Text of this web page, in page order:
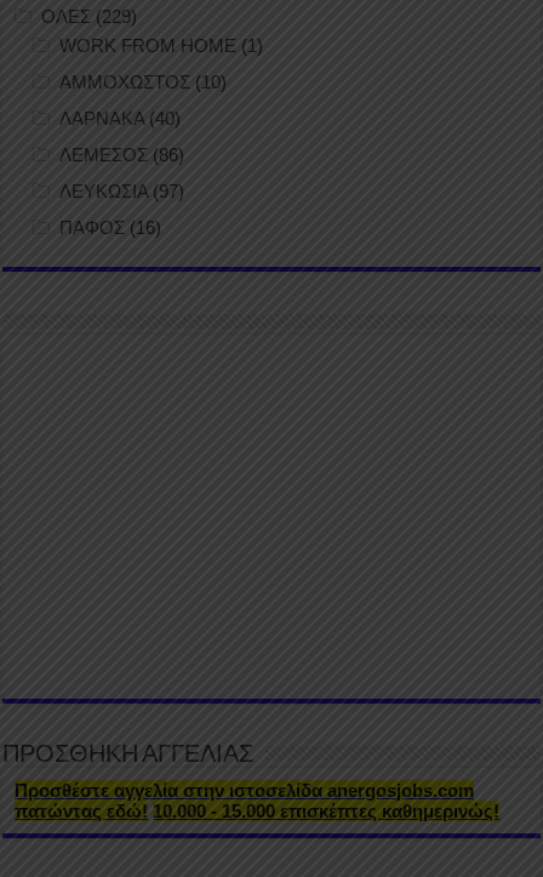
ΟΛΕΣ (229)
WORK FROM HOME (1)
ΑΜΜΟΧΩΣΤΟΣ (10)
ΛΑΡΝΑΚΑ (40)
ΛΕΜΕΣΟΣ (86)
ΛΕΥΚΩΣΙΑ(97)
ΠΑΦΟΣ (16)
ΠΡΟΣΘΗΚΗ ΑΓΓΕΛΙΑΣ
Προσθέστε αγγελία στην ιστοσελίδα anergosjobs.com
πατώντας εδώ! 10.000 - 15.000 επισκέπτες καθημερινώς!